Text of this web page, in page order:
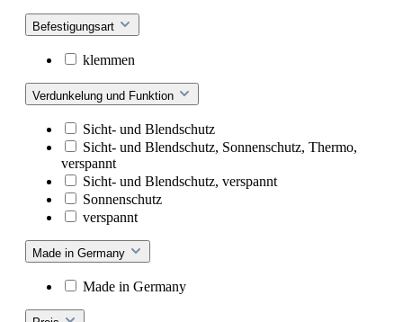
Befestigungsart
klemmen
Verdunkelung und Funktion
Sicht- und Blendschutz
Sicht- und Blendschutz, Sonnenschutz, Thermo,
verspannt
Sicht- und Blendschutz, verspannt
Sonnenschutz
verspannt
Made in Germany
Made in Germany